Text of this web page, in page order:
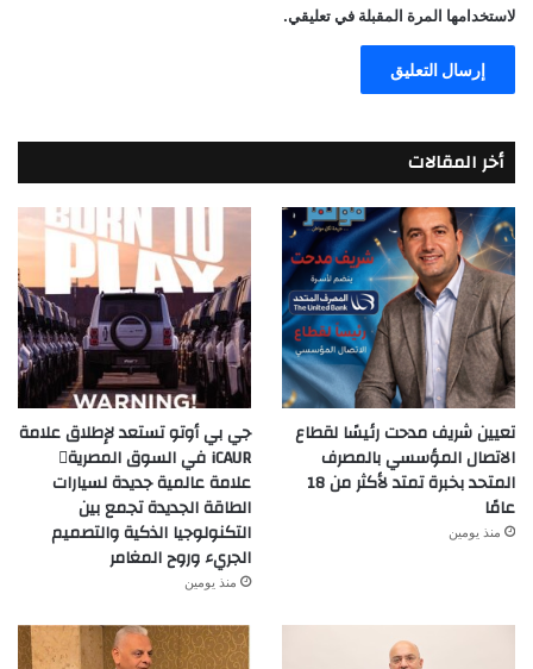
لاستخدامها المرة المقبلة في تعليقي.
أخر المقالات
تعيين شريف مدحت رئيسًا لقطاع
الاتصال المؤسسي بالمصرف
المتحد بخبرة تمتد لأكثر من 18
عامًا
منذ يومين
جي بي أوتو تستعد لإطلاق علامة
iCAUR في السوق المصرية
علامة عالمية جديدة لسيارات
الطاقة الجديدة تجمع بين
التكنولوجيا الذكية والتصميم
الجريء وروح المغامر
منذ يومين